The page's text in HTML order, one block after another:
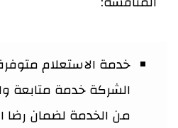
خدمة الاستعلام
الشركة خدمة متابعة
من الخدمة لضمان رضا